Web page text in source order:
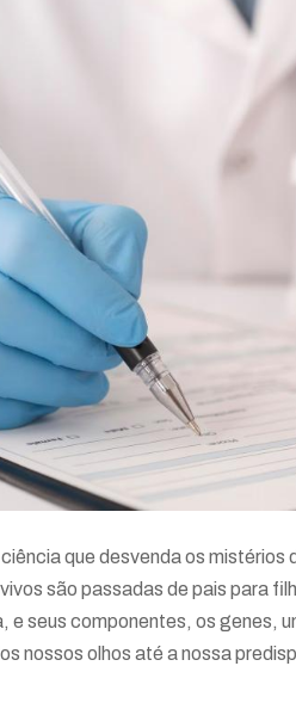
que desvenda os mistérios
são passadas de pais para
e seus componentes, os genes,
nossos olhos até a nossa